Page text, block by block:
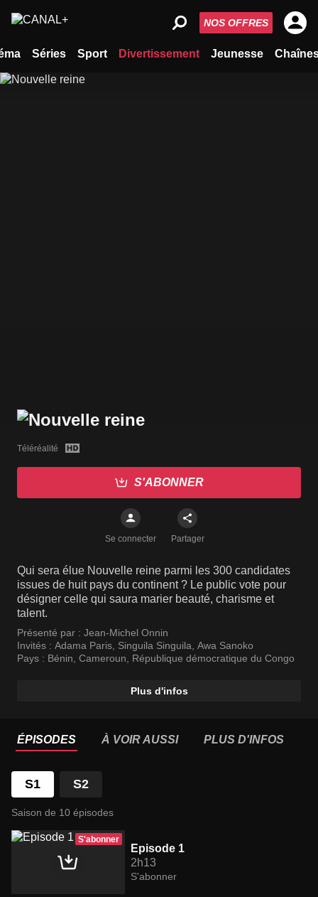
Séries Sport Divertissement Jeunesse
NOS OFFRES
Téléréalité
S'ABONNER
Se connecter Partager
Qui sera élue Nouvelle reine parmi les 300 candidates
issues de huit pays du continent ? Le public vote pour
désigner celle qui saura marier beauté, charisme et
talent.
Présenté par : Jean-Michel Onnin
Invités : Adama Paris, Singuila Singuila, Awa Sanoko
Pays : Bénin, Cameroun, République démocratique du Congo
Plus d'infos
ÉPISODES À VOIR AUSSI PLUS D'INFOS
S1 S2
Saison de 10 épisodes
S'abonner
Episode 1
2h13
S'abonner